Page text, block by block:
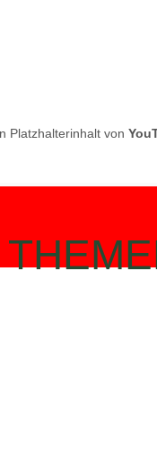
Platzhalterinhalt von